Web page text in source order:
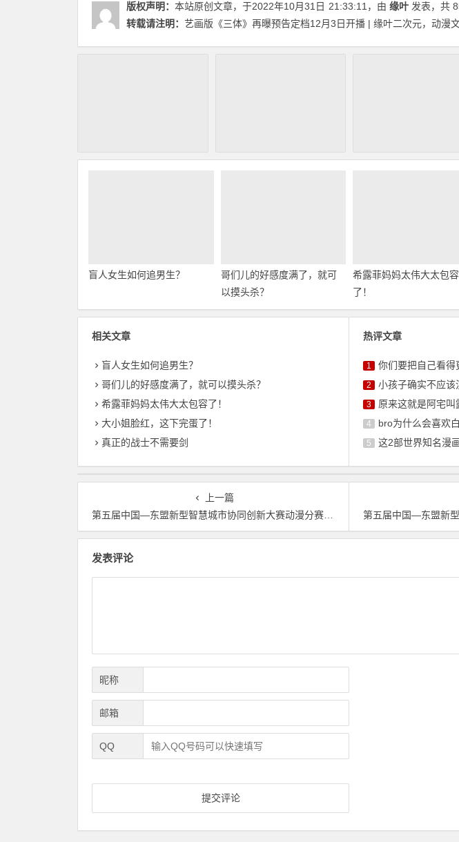
版权声明： 本站原创文章，于2022年10月31日 21:33:11，由 缘叶 发表，共
转载请注明： 艺画版《三体》再曝预告定档12月3日开播 | 缘叶二次元，动漫
盲人女生如何追男生？
哥们儿的好感度满了，就可
以摸头杀？
希露菲妈妈太伟大太包容
了！
相关文章
盲人女生如何追男生？
哥们儿的好感度满了，就可以摸头杀？
希露菲妈妈太伟大太包容了！
大小姐脸红，这下完蛋了！
真正的战士不需要剑
热评文章
1 你们要把自己看得
2 小孩子确实不应该
3 原来这就是阿宅叫
4 bro为什么会喜欢白
5 这2部世界知名漫画
上一篇
第五届中国—东盟新型智慧城市协同创新大赛动漫分赛初赛在南宁成功举办
第五届中国—东盟新型智慧城
发表评论
昵称
邮箱
QQ